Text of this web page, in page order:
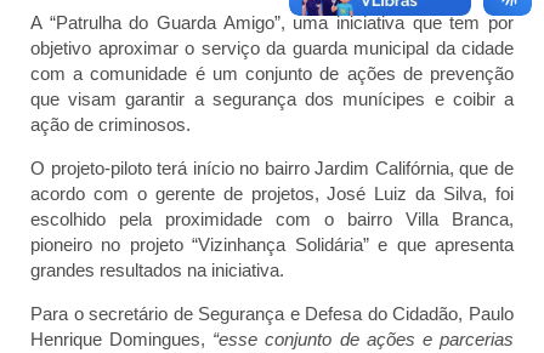
A “Patrulha do Guarda Amigo”, uma iniciativa que tem por
objetivo aproximar o serviço da guarda municipal da cidade
com a comunidade é um conjunto de ações de prevenção
que visam garantir a segurança dos munícipes e coibir a
ação de criminosos.
O projeto-piloto terá início no bairro Jardim Califórnia, que de
acordo com o gerente de projetos, José Luiz da Silva, foi
escolhido pela proximidade com o bairro Villa Branca,
pioneiro no projeto “Vizinhança Solidária” e que apresenta
grandes resultados na iniciativa.
Para osecretário de Segurança e Defesa do Cidadão, Paulo
Henrique Domingues, “esse conjunto de ações e parcerias